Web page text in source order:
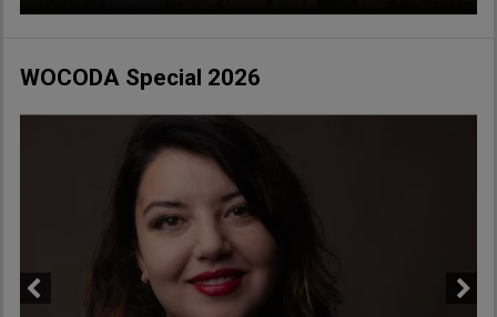
WOCODA Special 2026